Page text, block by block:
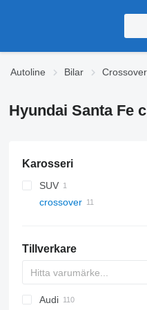
Autoline Bilar
Hyundai Santa Fe
Karosseri
SUV
crossover
Tillverkare
Stelvio
Audi